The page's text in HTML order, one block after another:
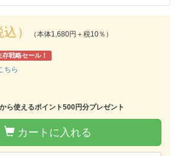
） （本体1,680円＋税10％）
存戦略セール！
ちら
ら使えるポイント500円分プレゼント
カートに入れる